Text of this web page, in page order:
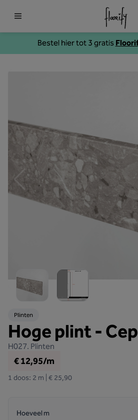
Bestel hier tot 3 gratis
Plinten
Hoge plint -
H027. Plinten
€ 12,95/m
1 doos: 2 m | € 25,90
Hoeveel m